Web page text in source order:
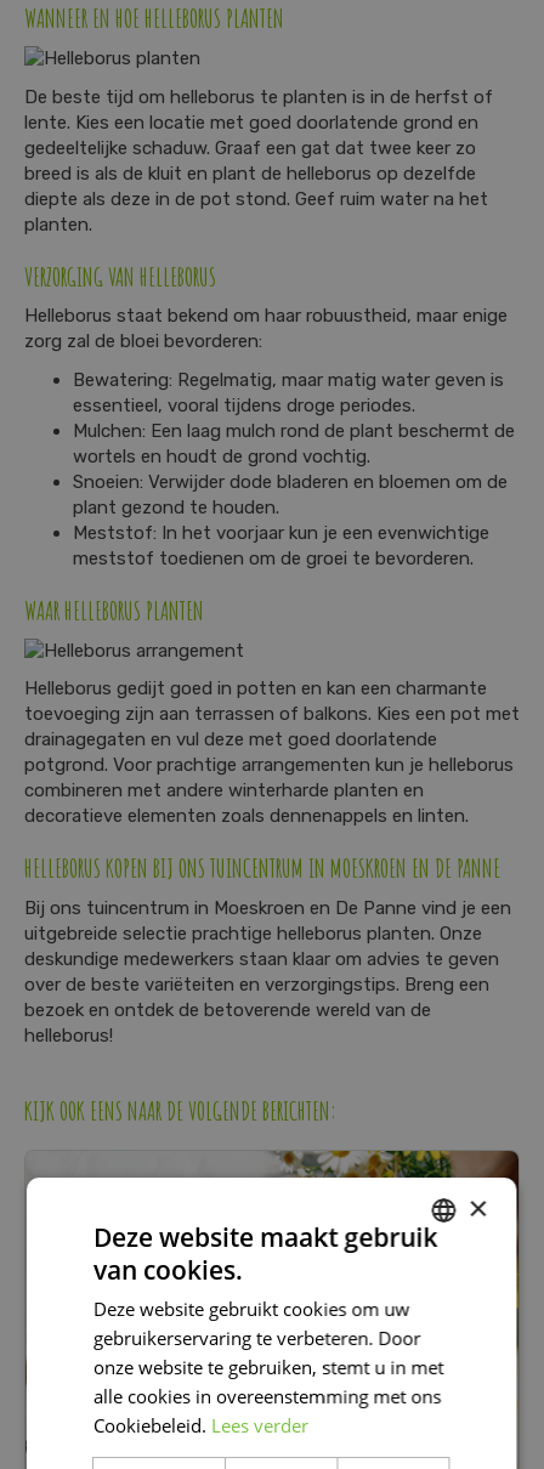
WANNEER EN HOE HELLEBORUS PLANTEN
De beste tijd om helleborus te planten is in de herfst of
lente. Kies een locatie met goed doorlatende grond en
gedeeltelijke schaduw. Graaf een gat dat twee keer zo
breed is als de kluit en plant de helleborus op dezelfde
diepte als deze in de pot stond. Geef ruim water na het
planten.
VERZORGING VAN HELLEBORUS
Helleborus staat bekend om haar robuustheid, maar enige
zorg zal de bloei bevorderen:
Bewatering: Regelmatig, maar matig water geven is
essentieel, vooral tijdens droge periodes.
Mulchen: Een laag mulch rond de plant beschermt de
wortels en houdt de grond vochtig.
Snoeien: Verwijder dode bladeren en bloemen om de
plant gezond te houden.
Meststof: In het voorjaar kun je een evenwichtige
meststof toedienen om de groei te bevorderen.
WAAR HELLEBORUS PLANTEN
Helleborus gedijt goed in potten en kan een charmante
toevoeging zijn aan terrassen of balkons. Kies een pot met
drainagegaten en vul deze met goed doorlatende
potgrond. Voor prachtige arrangementen kun je helleborus
combineren met andere winterharde planten en
decoratieve elementen zoals dennenappels en linten.
HELLEBORUS KOPEN BIJ ONS TUINCENTRUM IN MOESKROEN EN DE PANNE
Bij ons tuincentrum in Moeskroen en De Panne vind je een
uitgebreide selectie prachtige helleborus planten. Onze
deskundige medewerkers staan klaar om advies te geven
over de beste variëteiten en verzorgingstips. Breng een
bezoek en ontdek de betoverende wereld van de
helleborus!
KIJK OOK EENS NAAR DE VOLGENDE BERICHTEN:
×
Deze website maakt gebruik
van cookies.
Deze website gebruikt cookies om uw
gebruikerservaring te verbeteren. Door
onze website te gebruiken, stemt u in met
alle cookies in overeenstemming met ons
Cookiebeleid. Lees verder